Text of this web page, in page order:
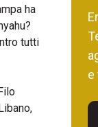
ha
tutti
e